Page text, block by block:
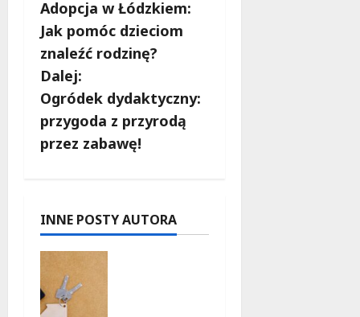
o
b
a
c
z
p
i
s
Adopcja w Łódzkiem:
Jak pomóc dzieciom
znaleźć rodzinę?
Dalej:
Ogródek dydaktyczny:
przygoda z przyrodą
przez zabawę!
INNE POSTY AUTORA